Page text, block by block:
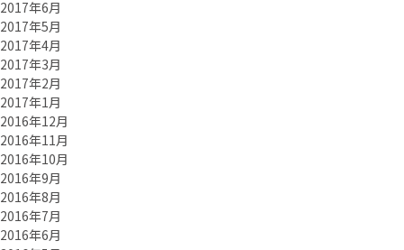
2017年6月
2017年5月
2017年4月
2017年3月
2017年2月
2017年1月
2016年12月
2016年11月
2016年10月
2016年9月
2016年8月
2016年7月
2016年6月